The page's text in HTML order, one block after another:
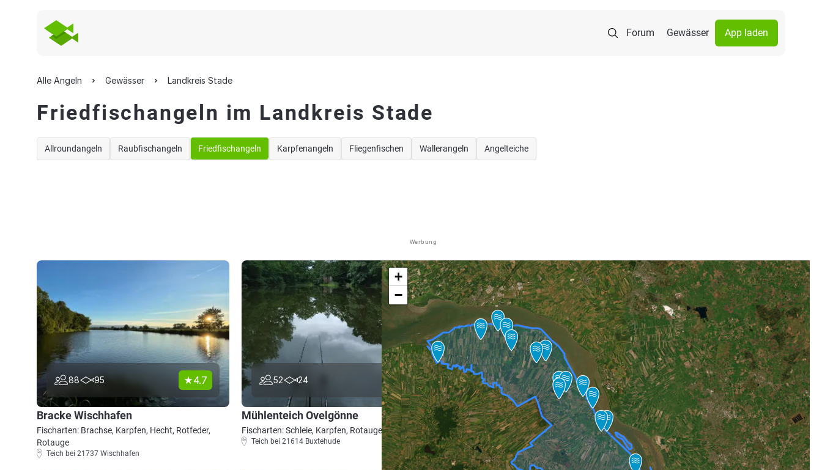
Forum Gewässer App laden
Alle Angeln Gewässer Landkreis Stade
Friedfischangeln im Landkreis Stade
Allroundangeln Raubfischangeln Friedfischangeln Karpfenangeln Fliegenfischen Wallerangeln Angelteiche
Werbung
88 95 4.7
Bracke Wischhafen
Fischarten: Brachse, Karpfen, Hecht, Rotfeder,
Rotauge
Teich bei 21737 Wischhafen
52 24 4.0
Mühlenteich Ovelgönne
Fischarten: Schleie, Karpfen, Rotauge, Flussbarsch
Teich bei 21614 Buxtehude
+
−